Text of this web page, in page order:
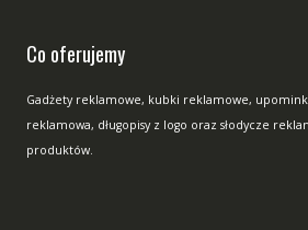
Co oferujemy
Gadżety reklamowe, kubki reklamowe,
reklamowa, długopisy z logo oraz słodycze
produktów.